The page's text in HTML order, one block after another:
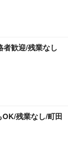
者歓迎/残業なし
残業なし/町田